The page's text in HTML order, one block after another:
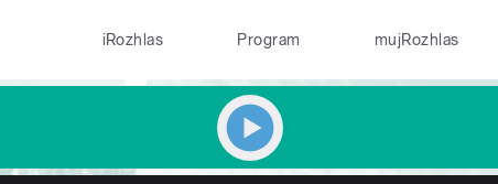
iRozhlas Program mujRozhlas